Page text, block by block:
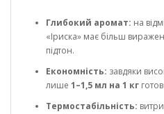
Глибокий аромат: на
«Іриска» має більш
підтон.
Економність: завдяки
лише 1–1,5 мл на 1 кг
Термостабільність: